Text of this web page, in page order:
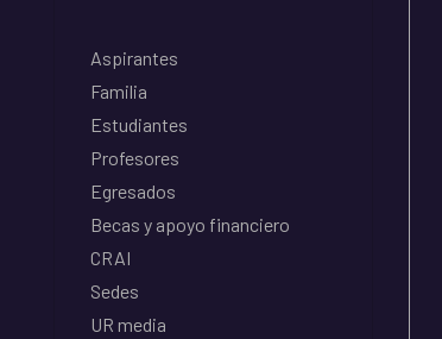
Aspirantes
Familia
Estudiantes
Profesores
Egresados
Becas y apoyo financiero
CRAI
Sedes
UR media